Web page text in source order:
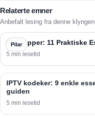
Relaterte emner
Anbefalt lesing fra denne klyngen.
Pilar
IPTV apper: 11 Praktiske
5 min lesetid
IPTV kodeker: 9 enkle
guiden
5 min lesetid